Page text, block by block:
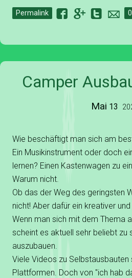
Permalink F G T o
Camper
Mai 13
Wie beschäftigt man sich am
Ein Musikinstrument oder doch
lernen? Einen Kastenwagen zu
Warum nicht.
Ob das der Weg des geringsten
nicht! Aber dafür ein kreativer und
Wenn man sich mit dem Thema
scheint es aktuell sehr beliebt zu
auszubauen.
Viele Videos zu
Plattformen. Doch von "ich hab